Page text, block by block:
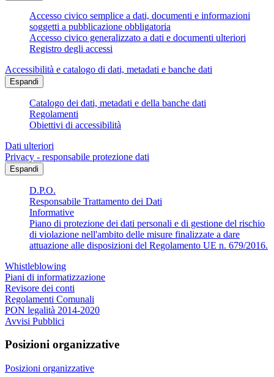
Accesso civico semplice a dati, documenti e informazioni
soggetti a pubblicazione obbligatoria
Accesso civico generalizzato a dati e documenti ulteriori
Registro degli accessi
Accessibilità e catalogo di dati, metadati e banche dati
Espandi
Catalogo dei dati, metadati e della banche dati
Regolamenti
Obiettivi di accessibilità
Dati ulteriori
Privacy - responsabile protezione dati
Espandi
D.P.O.
Responsabile Trattamento dei Dati
Informative
Piano di protezione dei dati personali e di gestione del rischio
di violazione nell'ambito delle misure finalizzate a dare
attuazione alle disposizioni del Regolamento UE n. 679/2016.
Whistleblowing
Piani di informatizzazione
Revisore dei conti
Regolamenti Comunali
PON legalità 2014-2020
Avvisi Pubblici
Posizioni organizzative
Posizioni organizzative